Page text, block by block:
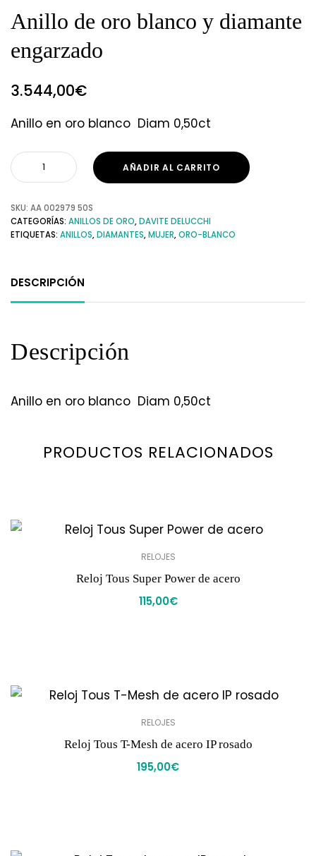
Anillo de oro blanco y diamante
engarzado
3.544,00€
Anillo en oro blanco Diam 0,50ct
AÑADIR AL CARRITO
SKU: AA 002979 50S
CATEGORÍAS: ANILLOS DE ORO,DAVITE DELUCCHI
ETIQUETAS: ANILLOS,DIAMANTES,MUJER,ORO-BLANCO
DESCRIPCIÓN
Descripción
Anillo en oro blanco Diam 0,50ct
PRODUCTOS RELACIONADOS
RELOJES
Reloj Tous Super Power de acero
115,00€
RELOJES
Reloj Tous T-Mesh de acero IP rosado
195,00€